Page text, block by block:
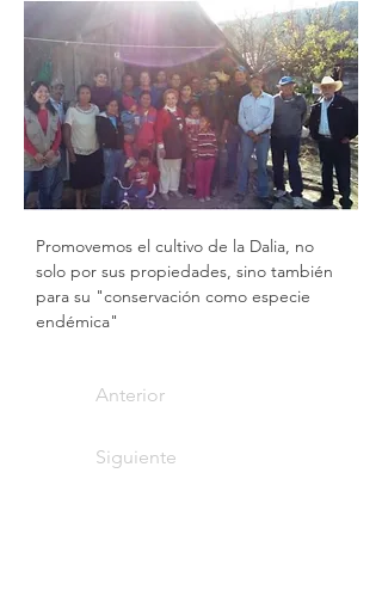
Promovemos el cultivo de la Dalia, no
solo por sus propiedades, sino también
para su "conservación como especie
endémica"
Anterior
Siguiente